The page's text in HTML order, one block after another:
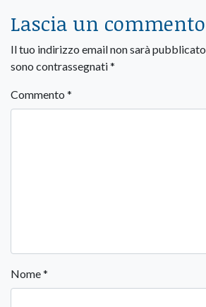
Lascia un commento
Il tuo indirizzo email non sarà pubblicato.
sono contrassegnati*
Commento *
Nome*